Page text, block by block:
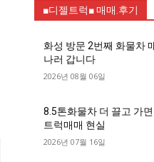
■디젤트럭■ 매매.후기
화성 방문 2번째 화물차
나러 갑니다
2026년 08월 06일
8.5톤화물차 더 끌고 가
트럭매매 현실
2026년 07월 16일